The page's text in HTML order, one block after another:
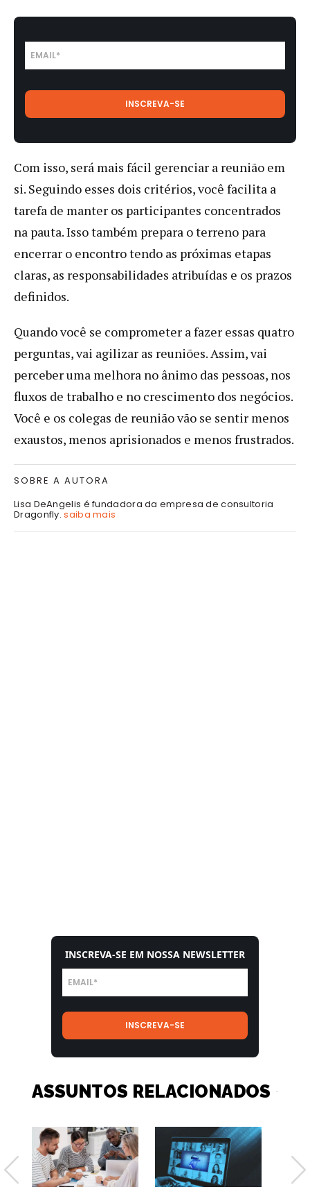
Com isso, será mais fácil gerenciar a reunião em
si. Seguindo esses dois critérios, você facilita a
tarefa de manter os participantes concentrados
na pauta. Isso também prepara o terreno para
encerrar o encontro tendo as próximas etapas
claras, as responsabilidades atribuídas e os prazos
definidos.
Quando você se comprometer a fazer essas quatro
perguntas, vai agilizar as reuniões. Assim, vai
perceber uma melhora no ânimo das pessoas, nos
fluxos de trabalho e no crescimento dos negócios.
Você e os colegas de reunião vão se sentir menos
exaustos, menos aprisionados e menos frustrados.
SOBRE A AUTORA
Lisa DeAngelis é fundadora da empresa de consultoria
Dragonfly.saiba mais
INSCREVA-SE EM NOSSA NEWSLETTER
ASSUNTOS RELACIONADOS